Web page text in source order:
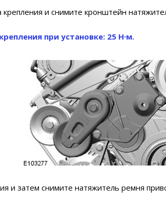
и снимите кронштейн
при установке: 25 Н∙м.
и затем снимите натяжитель ремня